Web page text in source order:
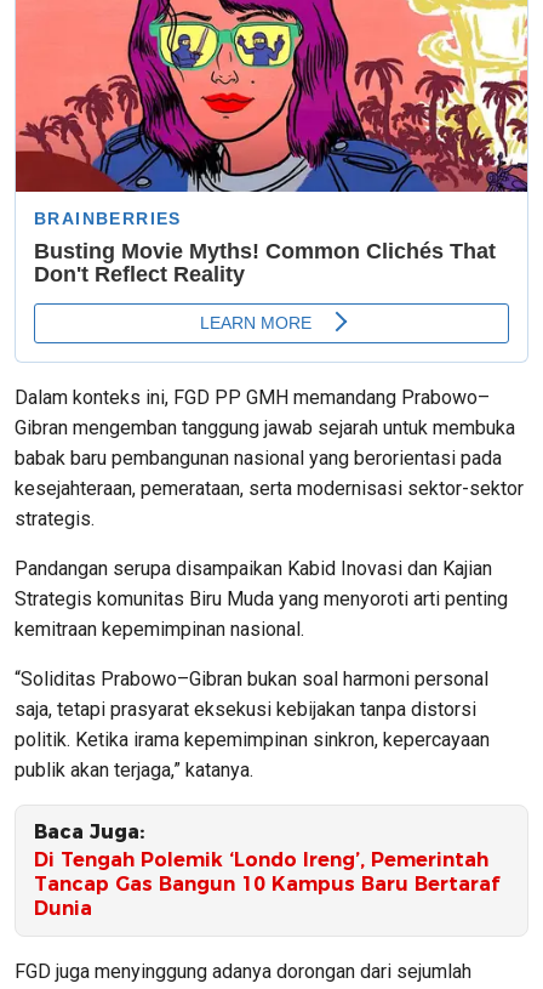
Dalam konteks ini, FGD PP GMH memandang Prabowo–
Gibran mengemban tanggung jawab sejarah untuk membuka
babak baru pembangunan nasional yang berorientasi pada
kesejahteraan, pemerataan, serta modernisasi sektor-sektor
strategis.
Pandangan serupa disampaikan Kabid Inovasi dan Kajian
Strategis komunitas Biru Muda yang menyoroti arti penting
kemitraan kepemimpinan nasional.
“Soliditas Prabowo–Gibran bukan soal harmoni personal
saja, tetapi prasyarat eksekusi kebijakan tanpa distorsi
politik. Ketika irama kepemimpinan sinkron, kepercayaan
publik akan terjaga,” katanya.
Baca Juga:
Di Tengah Polemik ‘Londo Ireng’, Pemerintah
Tancap Gas Bangun 10 Kampus Baru Bertaraf
Dunia
FGD juga menyinggung adanya dorongan dari sejumlah